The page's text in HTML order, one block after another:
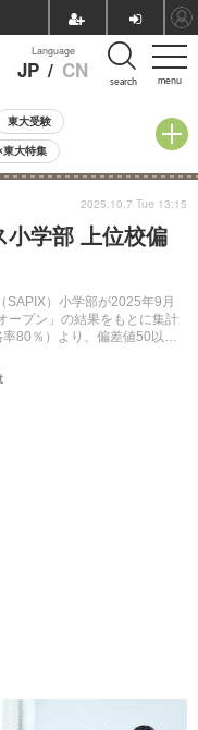
menu
Language
JP / CN search
東大受験
東大特集
小学校受験
人気記事
向け）
小学部 上位校偏
）小学部が2025年9月
ープン」の結果をもとに集計
80％）より、偏差値50以上
2025.10.7 Tue 13:15